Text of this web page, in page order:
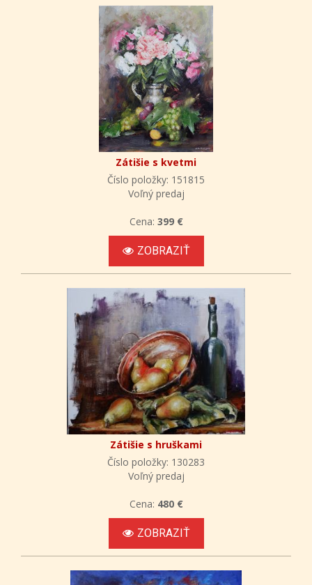
Zátišie s kvetmi
Číslo položky: 151815
Voľný predaj
Cena: 399 €
ZOBRAZIŤ
Zátišie s hruškami
Číslo položky: 130283
Voľný predaj
Cena: 480 €
ZOBRAZIŤ